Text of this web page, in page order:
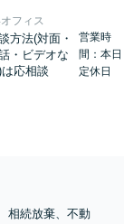
フィス
方法(対面・
・ビデオな
は応相談
営業時
間：本日
定休日
相続放棄、不動